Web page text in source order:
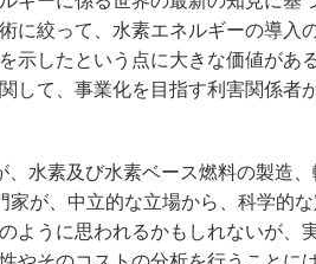
に絞って、水素エネルギーの導入
示したという点に大きな価値があ
して、事業化を目指す利害関係者
水素及び水素ベース燃料の製造
が、中立的な立場から、科学的
ように思われるかもしれないが、